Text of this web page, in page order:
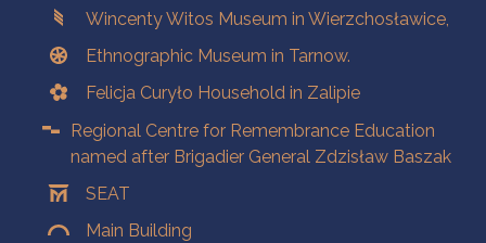
Wincenty Witos Museum in Wierzchosławice,
Ethnographic Museum in Tarnow.
Felicja Curyło Household in Zalipie
Regional Centre for Remembrance Education
named after Brigadier General Zdzisław Baszak
SEAT
Main Building